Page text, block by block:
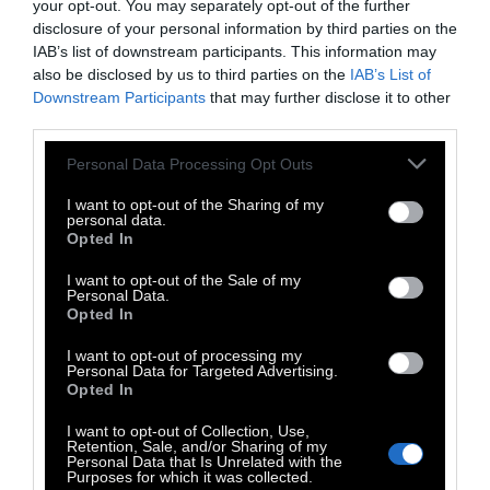
your opt-out. You may separately opt-out of the further
disclosure of your personal information by third parties on the
IAB’s list of downstream participants. This information may
also be disclosed by us to third parties on the IAB’s List of
Downstream Participants that may further disclose it to other
Personal Data Processing Opt Outs
I want to opt-out of the Sharing of my
personal data.
Opted In
I want to opt-out of the Sale of my
Personal Data.
Opted In
I want to opt-out of processing my
Personal Data for Targeted Advertising.
Opted In
I want to opt-out of Collection, Use,
Retention, Sale, and/or Sharing of my
Personal Data that Is Unrelated with the
Purposes for which it was collected.
Και μια παγωμένη Δευτέρα του Γενάρη στο
μακρινό 1985, ο Μαραντόνα και η παρέα του
ταξίδεψαν στην άσημη πόλη Acerra και σε ένα
έπαιξαν σαν να ήταν τελικός Κυπέλλου
Πρωταθλητριών, μπροστά σε ένα κατάμεστο
κοινό που παραληρούσε από χαρά,
χαρίζοντας ζωή σε ένα μικρό αγγελούδι.
Ο Πάπας άρχισε να μου
μιλάει για το πως η